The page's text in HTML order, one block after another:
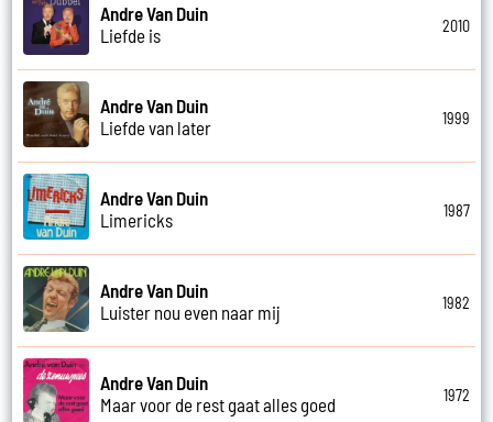
Andre Van Duin
Liefde is
2010
Andre Van Duin
Liefde van later
1999
Andre Van Duin
Limericks
1987
Andre Van Duin
Luister nou even naar mij
1982
Andre Van Duin
Maar voor de rest gaat alles goed
1972